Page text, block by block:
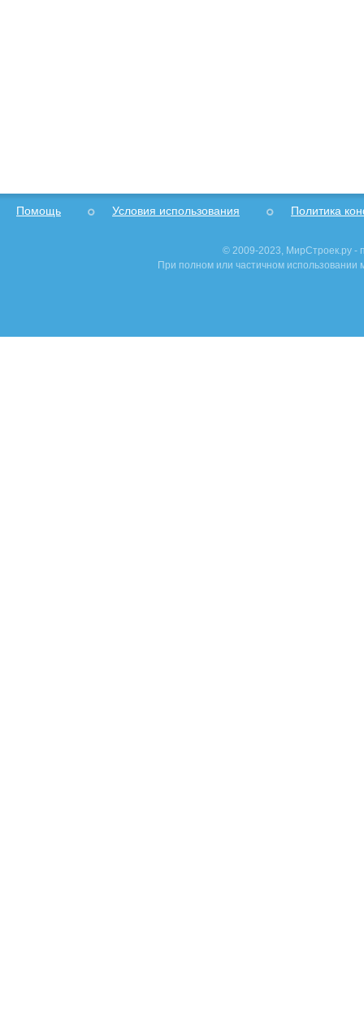
Помощь Условия использования Политика
© 2009-2023, МирСтроек.ру -
При полном или частичном использовании